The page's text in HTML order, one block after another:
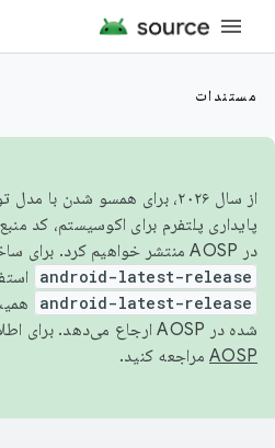
مستندات
از سال ۲۰۲۶، برای همسو شدن
پایداری پلتفرم برای اکوسیستم، کد
در AOSP منتشر خواهیم کرد. برای ساخت و مشارکت در AOSP،
android-latest-release
android-latest-release
شده در AOSP ارجاع می‌دهد. برای اطلاعات بیشتر، به
AOSP مراجعه کنید.